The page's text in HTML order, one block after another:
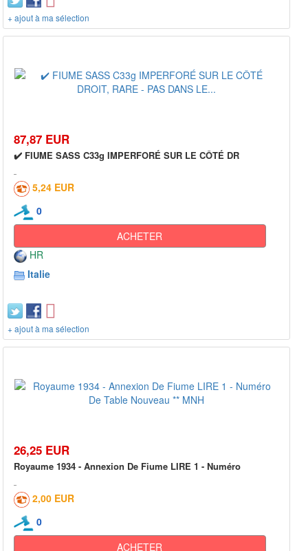
+ ajout à ma sélection
87,87 EUR
✔️ FIUME SASS C33g IMPERFORÉ SUR LE CÔTÉ DR
5,24 EUR
0
ACHETER
HR
Italie
+ ajout à ma sélection
26,25 EUR
Royaume 1934 - Annexion De Fiume LIRE 1 - Numéro
2,00 EUR
0
ACHETER